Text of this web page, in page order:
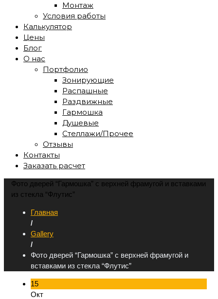
Монтаж
Условия работы
Калькулятор
Цены
Блог
О нас
Портфолио
Зонирующие
Распашные
Раздвижные
Гармошка
Душевые
Стеллажи/Прочее
Отзывы
Контакты
Заказать расчет
Фото дверей “Гармошка” с верхней фрамугой и вставками
из стекла “Флутис”
Главная
/
Gallery
/
Фото дверей “Гармошка” с верхней фрамугой и
вставками из стекла “Флутис”
15
Окт